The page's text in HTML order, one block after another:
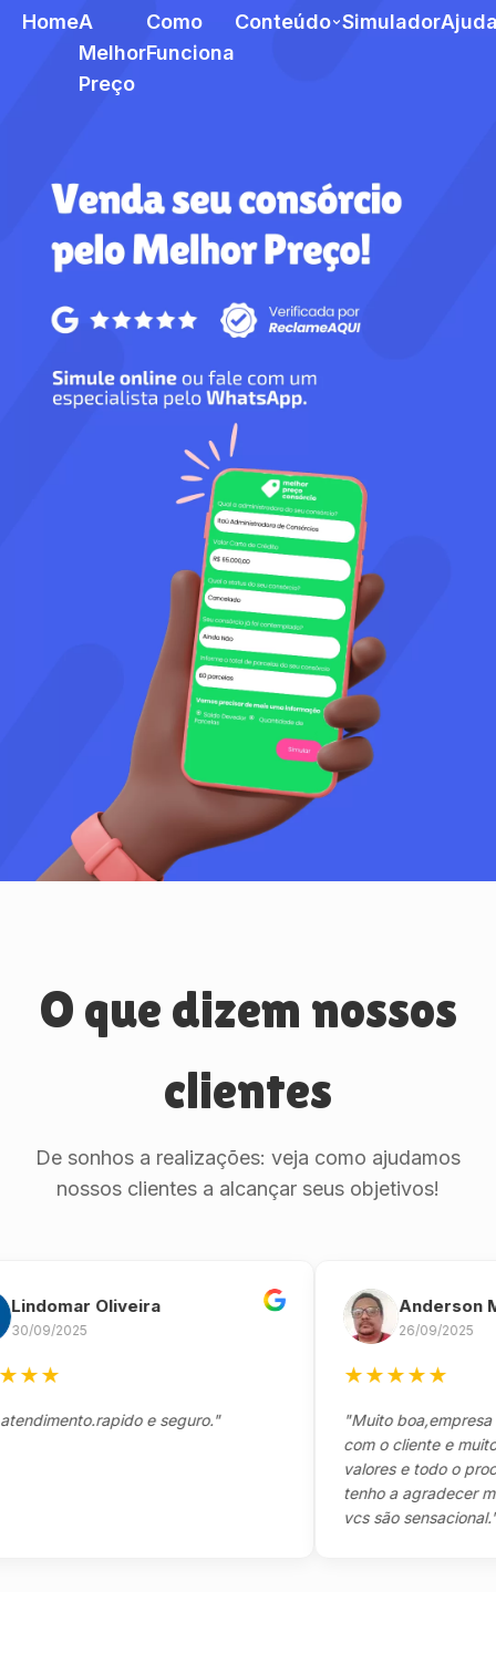
HomeA
Melhor
Preço
Como
Funciona
Conteúdo Simulador
O que dizem nossos
clientes
De sonhos a realizações: veja como ajudamos
nossos clientes a alcançar seus objetivos!
Oliveira
2025
e seguro."
Anderson
26/09/2025
★★★
"Muito boa,empresa
com o cliente e muito
valores e todo o
tenho a agradecer
vcs são sensacional."